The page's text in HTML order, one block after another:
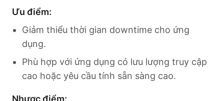
Ưu điểm:
Giảm thiểu thời gian downtime cho ứng
dụng.
Phù hợp với ứng dụng có lưu lượng truy cập
cao hoặc yêu cầu tính sẵn sàng cao.